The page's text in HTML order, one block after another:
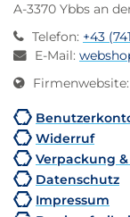
A-3370 Ybbs an
Telefon: +43
E-Mail:
Firmenwebsite:
Widerruf
Verpackung
Datenschutz
Impressum